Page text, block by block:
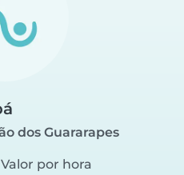
dos Guararapes
Valor por hora